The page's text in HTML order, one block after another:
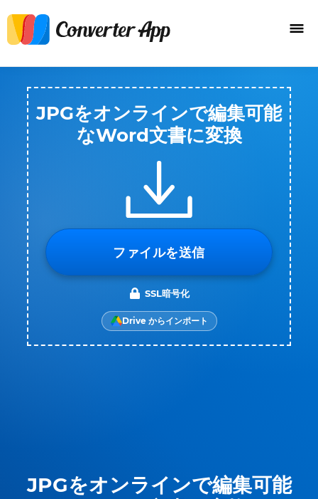
JPGをオンラインで編集可能
JPGをオンラインで編集可能
なWord文書に変換
ファイルを送信
SSL暗号化
Drive からインポート